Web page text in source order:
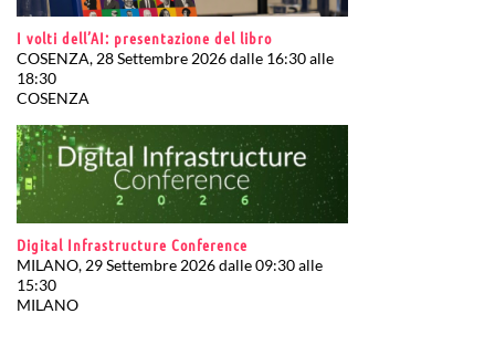
I volti dell’AI: presentazione del libro
COSENZA, 28 Settembre 2026 dalle 16:30 alle
18:30
COSENZA
Digital Infrastructure Conference
MILANO, 29 Settembre 2026 dalle 09:30 alle
15:30
MILANO